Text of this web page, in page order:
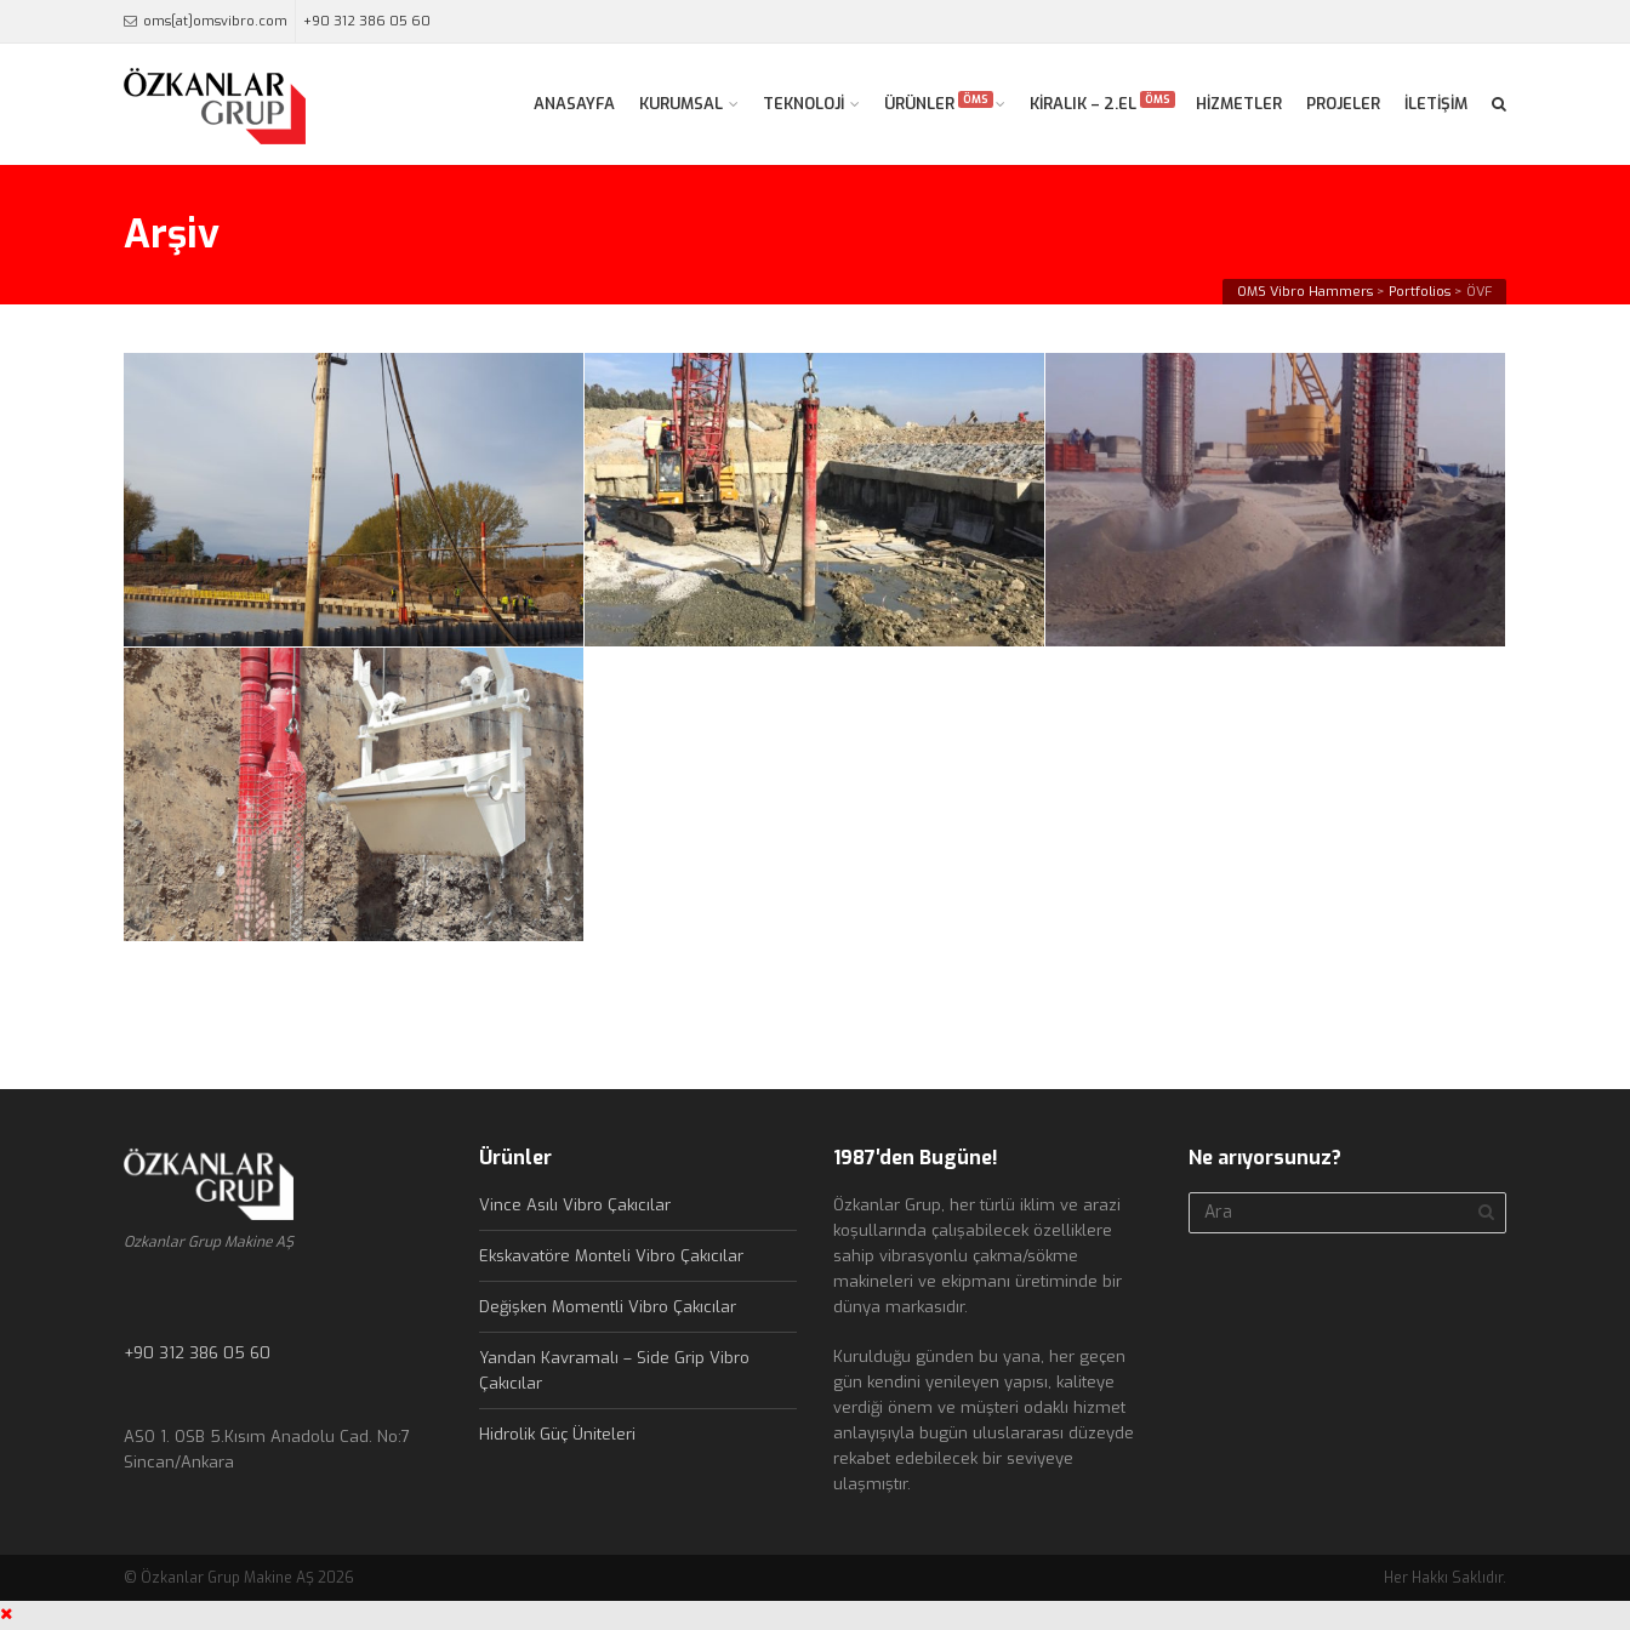
oms[at]omsvibro.com +90 312 386 05 60
ANASAYFA KURUMSAL TEKNOLOJİ ÜRÜNLER ÖMS KİRALIK – 2.EL ÖMS HİZMETLER PROJELER İLETİŞİM
Arşiv
OMS Vibro Hammers > Portfolios > ÖVF
Vibroflotasyon – Sırbistan
Ground Improvement • ÖVF • Vibroflotasyon • Zemin
İyileştirme
Vibroflotasyon – İzmir
ÖVF • Ground Improvement • Vibroflotasyon • Zemin
İyileştirme
Taş Kolon Tekniği – Tandem
ÖVF • Ground Improvement • Vibroflotasyon • Zemin
İyileştirme
Taş Kolon Uygulaması
Vibroflotasyon • Ground Improvement • ÖVF • Zemin
İyileştirme
Ozkanlar Grup Makine AŞ
+90 312 386 05 60
ASO 1. OSB 5.Kısım Anadolu Cad. No:7
Sincan/Ankara
Ürünler
Vince Asılı Vibro Çakıcılar
Ekskavatöre Monteli Vibro Çakıcılar
Değişken Momentli Vibro Çakıcılar
Yandan Kavramalı – Side Grip Vibro
Çakıcılar
Hidrolik Güç Üniteleri
1987′den Bugüne!
Özkanlar Grup, her türlü iklim ve arazi
koşullarında çalışabilecek özelliklere
sahip vibrasyonlu çakma/sökme
makineleri ve ekipmanı üretiminde bir
dünya markasıdır.
Kurulduğu günden bu yana, her geçen
gün kendini yenileyen yapısı, kaliteye
verdiği önem ve müşteri odaklı hizmet
anlayışıyla bugün uluslararası düzeyde
rekabet edebilecek bir seviyeye
ulaşmıştır.
Ne arıyorsunuz?
© Özkanlar Grup Makine AŞ 2026 Her Hakkı Saklıdır.